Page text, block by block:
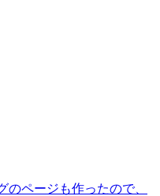
ページも作ったので、